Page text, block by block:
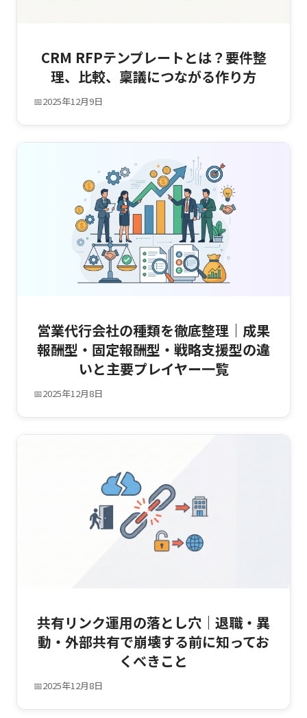
CRM RFPテンプレートとは？要件整
理、比較、稟議につながる作り方
📅2025年12月9日
営業代行会社の種類を徹底整理｜成果
報酬型・固定報酬型・戦略支援型の違
いと主要プレイヤー一覧
📅2025年12月8日
共有リンク運用の落とし穴｜退職・異
動・外部共有で崩壊する前に知ってお
くべきこと
📅2025年12月8日